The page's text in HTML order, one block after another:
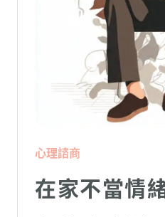
心理諮商
在家不當情